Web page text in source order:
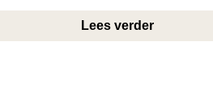
Lees verder